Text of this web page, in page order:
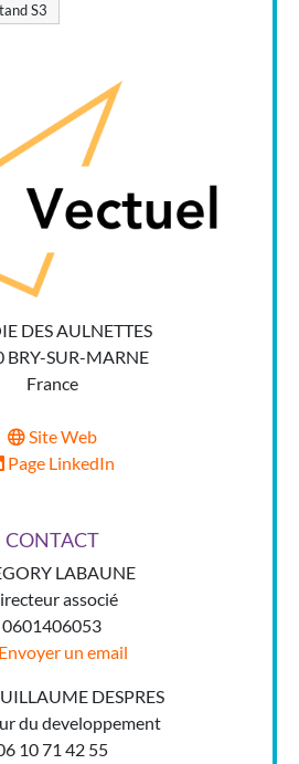
S3
DES AULNETTES
BRY-SUR-MARNE
France
Site Web
Page LinkedIn
CONTACT
LABAUNE
associé
0601406053
un email
DESPRES
du developpement
10 71 42 55